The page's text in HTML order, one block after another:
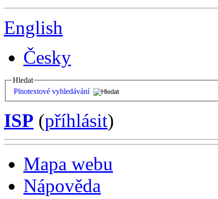
English
Česky
Hledat
Plnotextové vyhledávání
ISP (příhlásit)
Mapa webu
Nápověda